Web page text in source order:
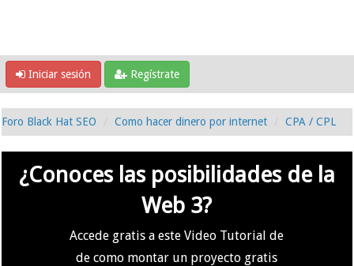
Iniciar sesión Regístrate
Foro Black Hat SEO Como hacer dinero por internet CPA / CPL
¿Conoces las posibilidades de la
Web 3?
Accede gratis a este Video Tutorial de
de como montar un proyecto gratis